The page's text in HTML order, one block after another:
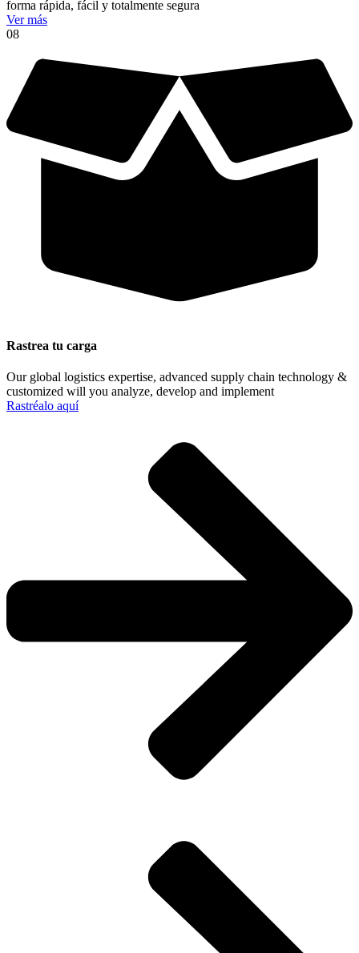
forma rápida, fácil y totalmente segura
Ver más
08
Rastrea tu carga
Our global logistics expertise, advanced supply chain technology &
customized will you analyze, develop and implement
Rastréalo aquí